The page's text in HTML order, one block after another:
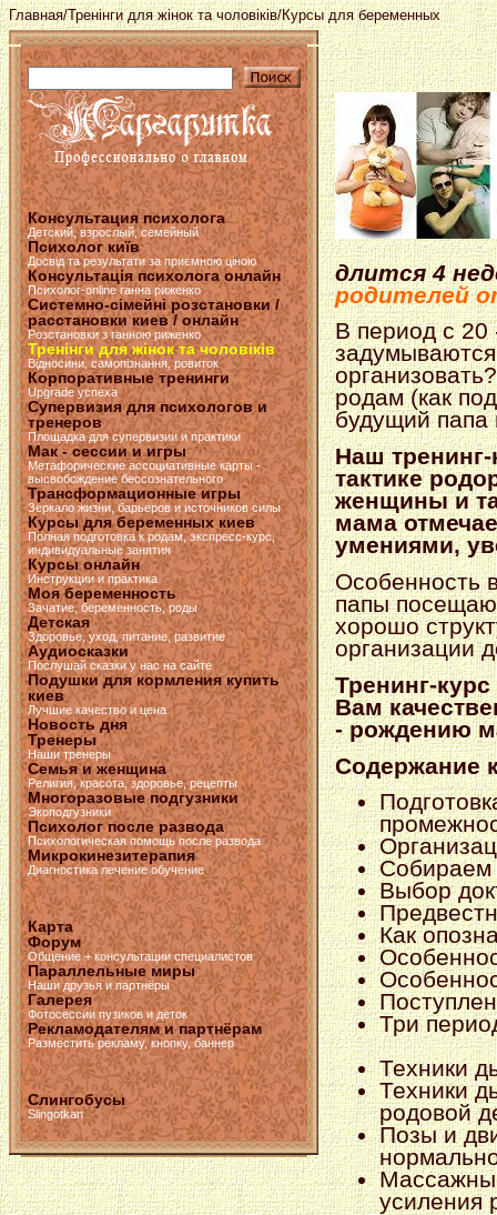
Главная/Тренінги для жінок та чоловіків/Курсы для беременных
Консультация психолога
Детский, взрослый, семейный
Психолог київ
Досвід та результати за приємною ціною
Консультація психолога онлайн
Психолог-online ганна риженко
Системно-сімейні розстановки /
расстановки киев / онлайн
Розстановки з ганною риженко
Тренінги для жінок та чоловіків
Відносини, самопізнання, ровиток
Корпоративные тренинги
Upgrade успеха
Супервизия для психологов и
тренеров
Площадка для супервизии и практики
Мак - сессии и игры
Метафорические ассоциативные карты -
высвобождение бессознательного
Трансформационные игры
Зеркало жизни, барьеров и источников силы
Курсы для беременных киев
Полная подготовка к родам, экспресс-курс,
индивидуальные занятия
Курсы онлайн
Инструкции и практика
Моя беременность
Зачатие, беременность, роды
Детская
Здоровье, уход, питание, развитие
Аудиосказки
Послушай сказки у нас на сайте
Подушки для кормления купить
киев
Лучшие качество и цена
Новость дня
Тренеры
Наши тренеры
Семья и женщина
Религия, красота, здоровье, рецепты
Многоразовые подгузники
Экоподгузники
Психолог после развода
Психологическая помощь после развода
Микрокинезитерапия
Диагностика лечение обучение
Карта
Форум
Общение + консультации специалистов
Параллельные миры
Наши друзья и партнёры
Галерея
Фотосессии пузиков и деток
Рекламодателям и партнёрам
Разместить рекламу, кнопку, баннер
Слингобусы
Slingotkan
длится 4
родителей
В период с 20
родам (как
будущий папа
Наш
тактике
женщины и
мама
умениями,
Особенность
папы
хорошо
организации
Тренинг-
Вам
- рождению
Содержание
Собираем
Выбор
Как
Три
Техники
Техники
родовой
Позы и
усиления